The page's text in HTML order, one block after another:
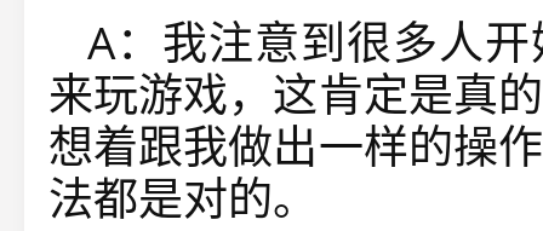
A：我注意到很多人
来玩游戏，这肯定是真
想着跟我做出一样的操
法都是对的。